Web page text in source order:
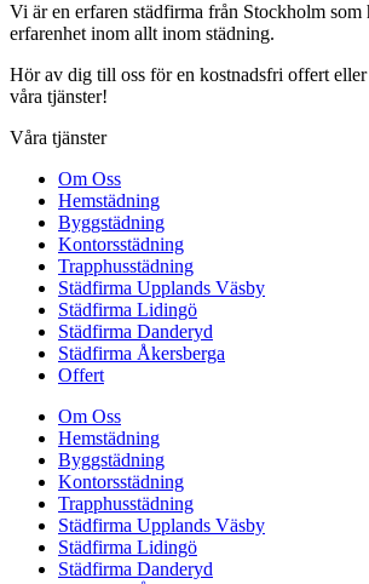
Vi är en erfaren städfirma från Stockholm som
erfarenhet inom allt inom städning.
Hör av dig till oss för en kostnadsfri offert
våra tjänster!
Våra tjänster
Om Oss
Hemstädning
Byggstädning
Kontorsstädning
Trapphusstädning
Städfirma Upplands Väsby
Städfirma Lidingö
Städfirma Danderyd
Städfirma Åkersberga
Offert
Om Oss
Hemstädning
Byggstädning
Kontorsstädning
Trapphusstädning
Städfirma Upplands Väsby
Städfirma Lidingö
Städfirma Danderyd